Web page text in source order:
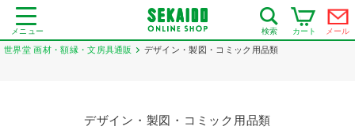
メニュー 検索 カート メール
世界堂 画材・額縁・文房具通販 デザイン・製図・コミック用品類
デザイン・製図・コミック用品類